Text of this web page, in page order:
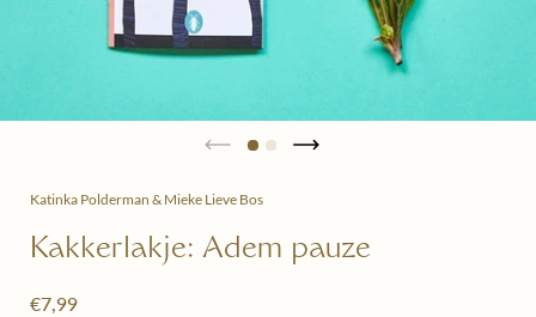
Katinka Polderman & Mieke Lieve Bos
Kakkerlakje: Adem pauze
€7,99